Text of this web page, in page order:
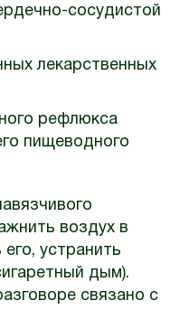
сосудистой
лекарственных
рефлюкса
пищеводного
воздух в
устранить
дым).
связано с